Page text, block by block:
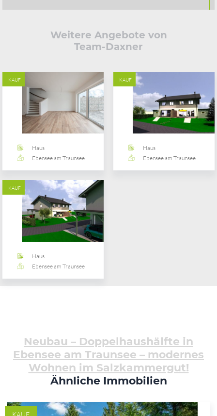
Weitere Angebote von
Team-Daxner
KAUF
Haus
Ebensee am Traunsee
KAUF
Haus
Ebensee am Traunsee
KAUF
Haus
Ebensee am Traunsee
Neubau – Doppelhaushälfte in
Ebensee am Traunsee – modernes
Wohnen im Salzkammergut!
Ähnliche Immobilien
KAUF